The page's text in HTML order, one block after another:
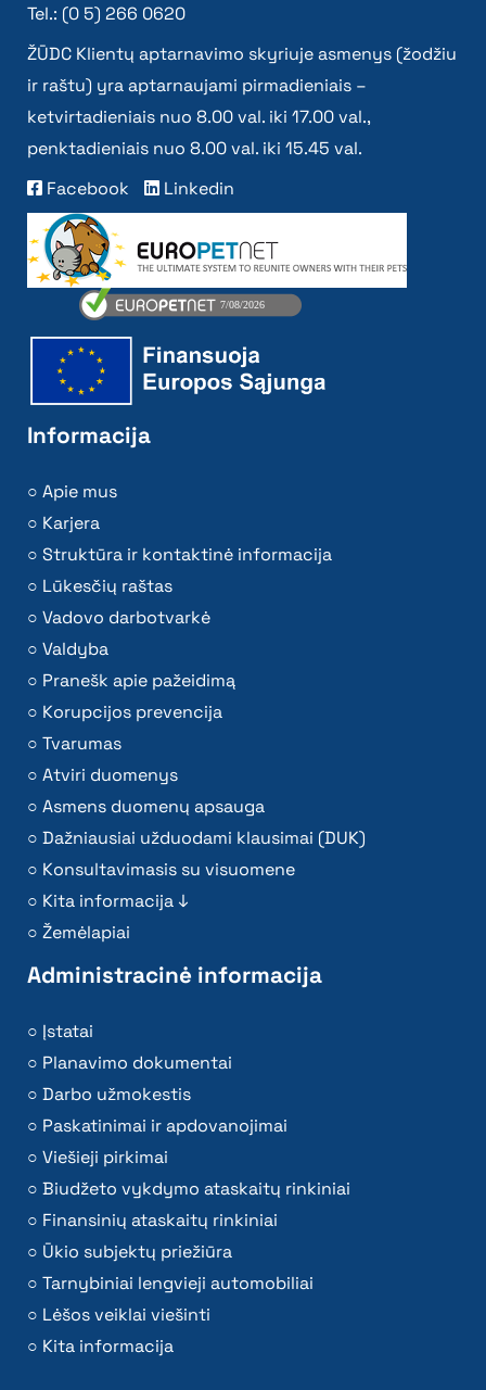
Tel.: (0 5) 266 0620
ŽŪDC Klientų aptarnavimo skyriuje asmenys (žodžiu
ir raštu) yra aptarnaujami pirmadieniais –
ketvirtadieniais nuo 8.00 val. iki 17.00 val.,
penktadieniais nuo 8.00 val. iki 15.45 val.
Facebook
Linkedin
Informacija
Apie mus
Karjera
Struktūra ir kontaktinė informacija
Lūkesčių raštas
Vadovo darbotvarkė
Valdyba
Pranešk apie pažeidimą
Korupcijos prevencija
Tvarumas
Atviri duomenys
Asmens duomenų apsauga
Dažniausiai užduodami klausimai (DUK)
Konsultavimasis su visuomene
Kita informacija ↓
Žemėlapiai
Administracinė informacija
Įstatai
Planavimo dokumentai
Darbo užmokestis
Paskatinimai ir apdovanojimai
Viešieji pirkimai
Biudžeto vykdymo ataskaitų rinkiniai
Finansinių ataskaitų rinkiniai
Ūkio subjektų priežiūra
Tarnybiniai lengvieji automobiliai
Lėšos veiklai viešinti
Kita informacija